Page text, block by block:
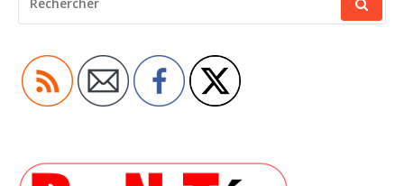
POUR
: